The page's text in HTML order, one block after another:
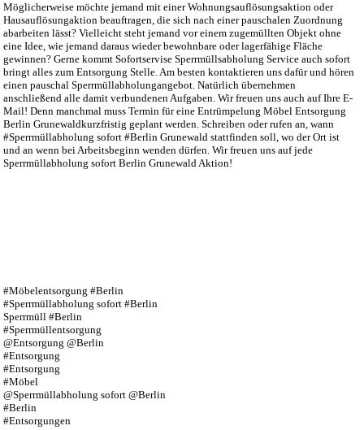
Möglicherweise möchte jemand mit einer Wohnungsauflösungsaktion oder
Hausauflösungaktion beauftragen, die sich nach einer pauschalen Zuordnung
abarbeiten lässt? Vielleicht steht jemand vor einem zugemüllten Objekt ohne
eine Idee, wie jemand daraus wieder bewohnbare oder lagerfähige Fläche
gewinnen? Gerne kommt Sofortservise Sperrmüllsabholung Service auch sofort
bringt alles zum Entsorgung Stelle. Am besten kontaktieren uns dafür und hören
einen pauschal Sperrmüllabholungangebot. Natürlich übernehmen
anschließend alle damit verbundenen Aufgaben. Wir freuen uns auch auf Ihre E-
Mail! Denn manchmal muss Termin für eine Entrümpelung Möbel Entsorgung
Berlin Grunewaldkurzfristig geplant werden. Schreiben oder rufen an, wann
#Sperrmüllabholung sofort #Berlin Grunewald stattfinden soll, wo der Ort ist
und an wenn bei Arbeitsbeginn wenden dürfen. Wir freuen uns auf jede
Sperrmüllabholung sofort Berlin Grunewald Aktion!
#Möbelentsorgung #Berlin
#Sperrmüllabholung sofort #Berlin
Sperrmüll #Berlin
#Sperrmüllentsorgung
@Entsorgung @Berlin
#Entsorgung
#Entsorgung
#Möbel
@Sperrmüllabholung sofort @Berlin
#Berlin
#Entsorgungen